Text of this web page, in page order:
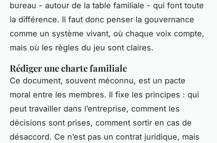
bureau - autour de la table familiale - qui font toute
la différence. Il faut donc penser la gouvernance
comme un système vivant, où chaque voix compte,
mais où les règles du jeu sont claires.
Rédiger une charte familiale
Ce document, souvent méconnu, est un pacte
moral entre les membres. Il fixe les principes : qui
peut travailler dans l’entreprise, comment les
décisions sont prises, comment sortir en cas de
désaccord. Ce n’est pas un contrat juridique, mais